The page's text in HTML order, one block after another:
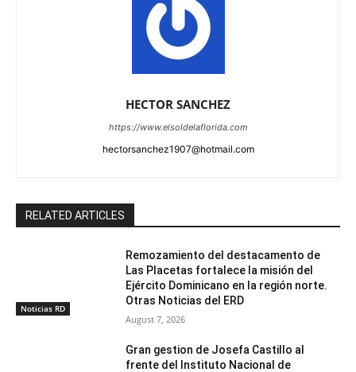
HECTOR SANCHEZ
https://www.elsoldelaflorida.com
hectorsanchez1907@hotmail.com
RELATED ARTICLES
Noticias RD
Remozamiento del destacamento de
Las Placetas fortalece la misión del
Ejército Dominicano en la región norte.
Otras Noticias del ERD
August 7, 2026
Gran gestion de Josefa Castillo al
frente del Instituto Nacional de